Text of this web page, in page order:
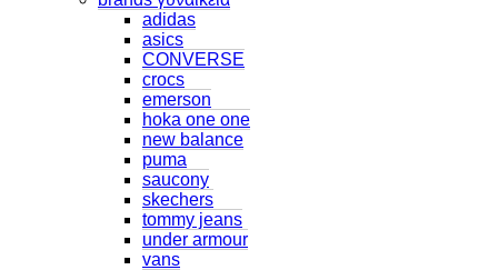
adidas
asics
CONVERSE
crocs
emerson
hoka one one
new balance
puma
saucony
skechers
tommy jeans
under armour
vans